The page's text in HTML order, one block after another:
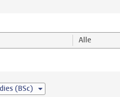
categorie Alle
(BSc)